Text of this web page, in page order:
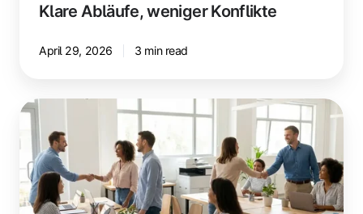
Klare Abläufe, weniger Konflikte
April 29, 2026 3 min read
Onboarding
Coworking:
Die
ersten
7